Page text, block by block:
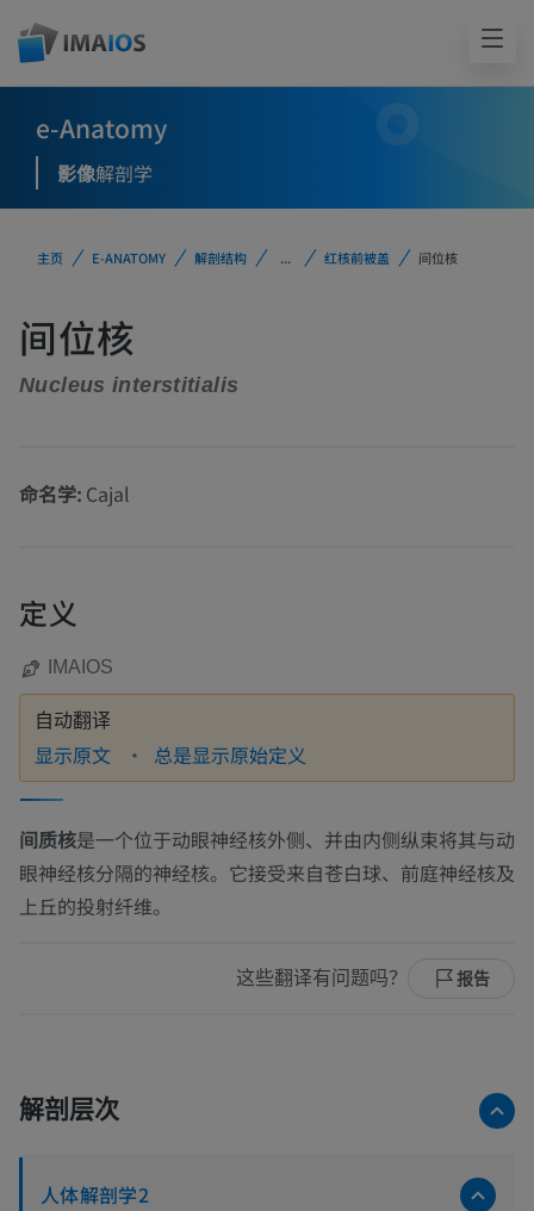
e-Anatomy
影像解剖学
主页 E-ANATOMY 解剖结构 ... 红核前被盖 间位核
间位核
Nucleus interstitialis
命名学: Cajal
定义
IMAIOS
自动翻译
显示原文 总是显示原始定义
间质核是一个位于动眼神经核外侧、并由内侧纵束将其与动
眼神经核分隔的神经核。它接受来自苍白球、前庭神经核及
上丘的投射纤维。
这些翻译有问题吗？ 报告
解剖层次
人体解剖学2